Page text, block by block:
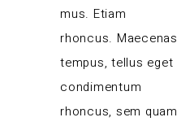
mus. Etiam
rhoncus. Maecenas
tempus, tellus eget
condimentum
rhoncus, sem quam